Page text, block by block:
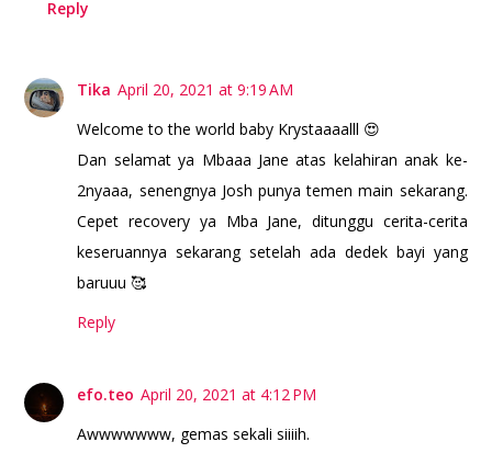
Reply
Tika April 20, 2021 at 9:19 AM
Welcome to the world baby Krystaaaalll 😍
Dan selamat ya Mbaaa Jane atas kelahiran anak ke-
2nyaaa, senengnya Josh punya temen main sekarang.
Cepet recovery ya Mba Jane, ditunggu cerita-cerita
keseruannya sekarang setelah ada dedek bayi yang
baruuu 🥰
Reply
efo.teo April 20, 2021 at 4:12 PM
Awwwwwww, gemas sekali siiiih.